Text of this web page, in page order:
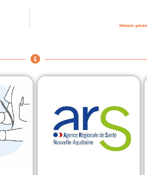
Médecin